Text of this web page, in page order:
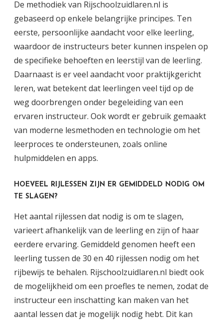
De methodiek van Rijschoolzuidlaren.nl is
gebaseerd op enkele belangrijke principes. Ten
eerste, persoonlijke aandacht voor elke leerling,
waardoor de instructeurs beter kunnen inspelen op
de specifieke behoeften en leerstijl van de leerling.
Daarnaast is er veel aandacht voor praktijkgericht
leren, wat betekent dat leerlingen veel tijd op de
weg doorbrengen onder begeleiding van een
ervaren instructeur. Ook wordt er gebruik gemaakt
van moderne lesmethoden en technologie om het
leerproces te ondersteunen, zoals online
hulpmiddelen en apps.
HOEVEEL RIJLESSEN ZIJN ER GEMIDDELD NODIG OM
TE SLAGEN?
Het aantal rijlessen dat nodig is om te slagen,
varieert afhankelijk van de leerling en zijn of haar
eerdere ervaring. Gemiddeld genomen heeft een
leerling tussen de 30 en 40 rijlessen nodig om het
rijbewijs te behalen. Rijschoolzuidlaren.nl biedt ook
de mogelijkheid om een proefles te nemen, zodat de
instructeur een inschatting kan maken van het
aantal lessen dat je mogelijk nodig hebt. Dit kan